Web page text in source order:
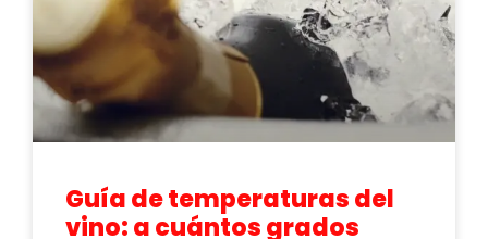
Guía de temperaturas del
vino: a cuántos grados